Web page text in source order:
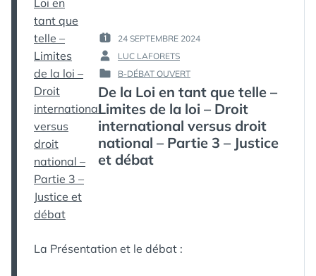
LA
–
CITOYEN
VERSUS
HUMAIN
PUBLIÉ
LE :
24 SEPTEMBRE 2024
PAR :
LUC LAFORETS
PUBLIÉ
DANS
B-DÉBAT OUVERT
De la Loi en tant que telle –
Limites de la loi – Droit
international versus droit
national – Partie 3 – Justice
et débat
La Présentation et le débat :